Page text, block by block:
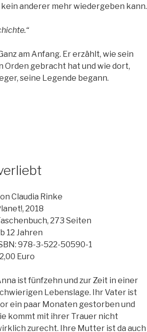
anderer mehr wiedergeben kann.
am Anfang. Er erzählt, wie sein
Orden gebracht hat und wie dort,
seine Legende begann.
Claudia Rinke
2018
273 Seiten
12 Jahren
978-3-522-50590-1
Euro
ist fünfzehn und zur Zeit in einer
Lebenslage. Ihr Vater ist
ein paar Monaten gestorben und
kommt mit ihrer Trauer nicht
zurecht. Ihre Mutter ist da auch